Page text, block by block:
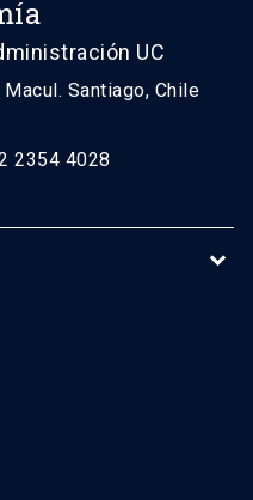
UC
Santiago, Chile
2354 4028